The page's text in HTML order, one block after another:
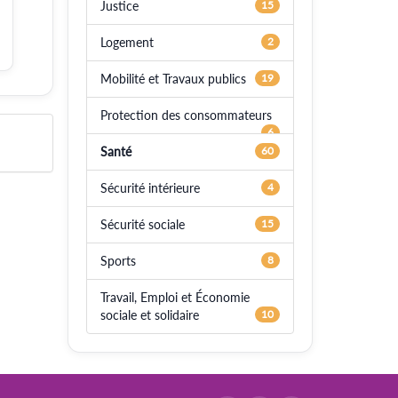
Justice 15
Logement 2
Mobilité et Travaux publics 19
Protection des consommateurs
6
Santé 60
Sécurité intérieure 4
Sécurité sociale 15
Sports 8
Travail, Emploi et Économie
sociale et solidaire
10